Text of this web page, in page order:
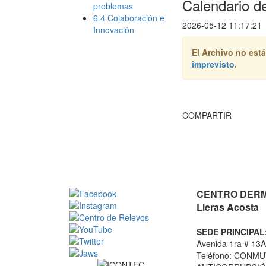
problemas
6.4 Colaboración e
Innovación
Calendario
2026-05-12 11:17:21
El Archivo no
imprevisto.
COMPARTIR
CENTRO
Lleras Acosta
SEDE
Avenida 1ra #
Teléfono: